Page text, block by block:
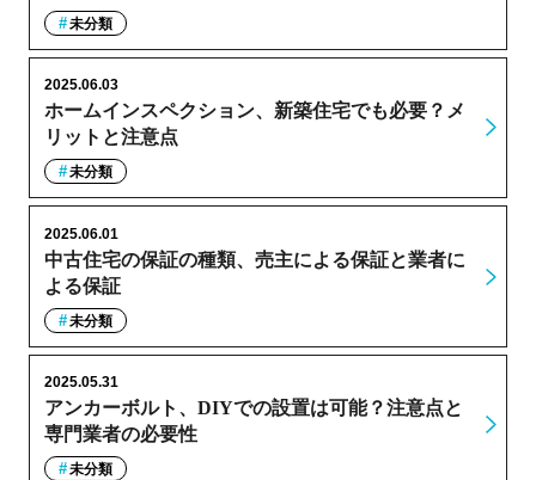
未分類
ホームインスペクション、新築住宅でも必要？メ
リットと注意点
2025.06.03
未分類
中古住宅の保証の種類、売主による保証と業者に
よる保証
2025.06.01
未分類
アンカーボルト、DIYでの設置は可能？注意点と
専門業者の必要性
2025.05.31
未分類